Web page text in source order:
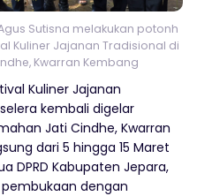
Sutisna melakukan potonh
Kuliner Jajanan Tradisional di
Kwarran Kembang
Kuliner Jajanan
kembali digelar
Jati Cindhe, Kwarran
dari 5 hingga 15 Maret
DPRD Kabupaten Jepara,
dengan